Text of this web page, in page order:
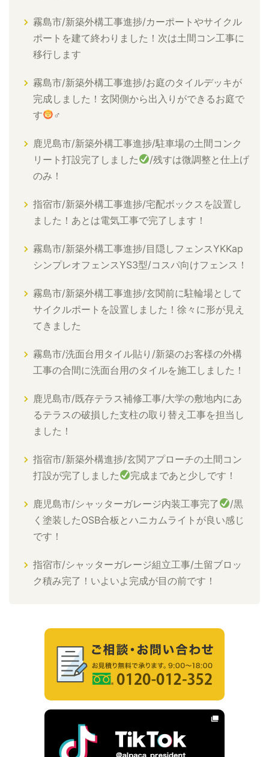
霧島市/新築外構工事進捗/カーポートやサイクル
ポートを建て終わりました！次は土間コン工事に
移行します
霧島市/新築外構工事進捗/お庭のタイルデッキが
完成しました！玄関側から出入りができるお庭で
す
‍♂
鹿児島市/新築外構工事進捗/駐車場の土間コンク
リート打設完了しました
/残すは微調整と仕上げ
のみ！
指宿市/新築外構工事進捗/宅配ボックスを設置し
ました！あとは電気工事で完了します！
霧島市/新築外構工事進捗/目隠しフェンスYKKap
シンプレオフェンスYS3型/コスパ向けフェンス！
霧島市/新築外構工事進捗/玄関前に駐輪場として
サイクルポートを設置しました！徐々に形が見え
てきました
霧島市/洗面台用タイル貼り/新築のお客様の外構
工事の合間に洗面台用のタイルを施工しました！
鹿児島市/既存テラス補修工事/大学の敷地内にあ
るテラスの破損した支柱の取り替え工事を担当し
ました！
指宿市/新築外構進捗/玄関アプローチの土間コン
打設が完了しました
完成まであと少しです！
鹿児島市/シャッターガレージ内装工事完了
/黒
く塗装したOSB合板とハニカムライトが良い感じ
です！
指宿市/シャッターガレージ組立工事/土留ブロッ
ク積み完了！いよいよ完成が目の前です！